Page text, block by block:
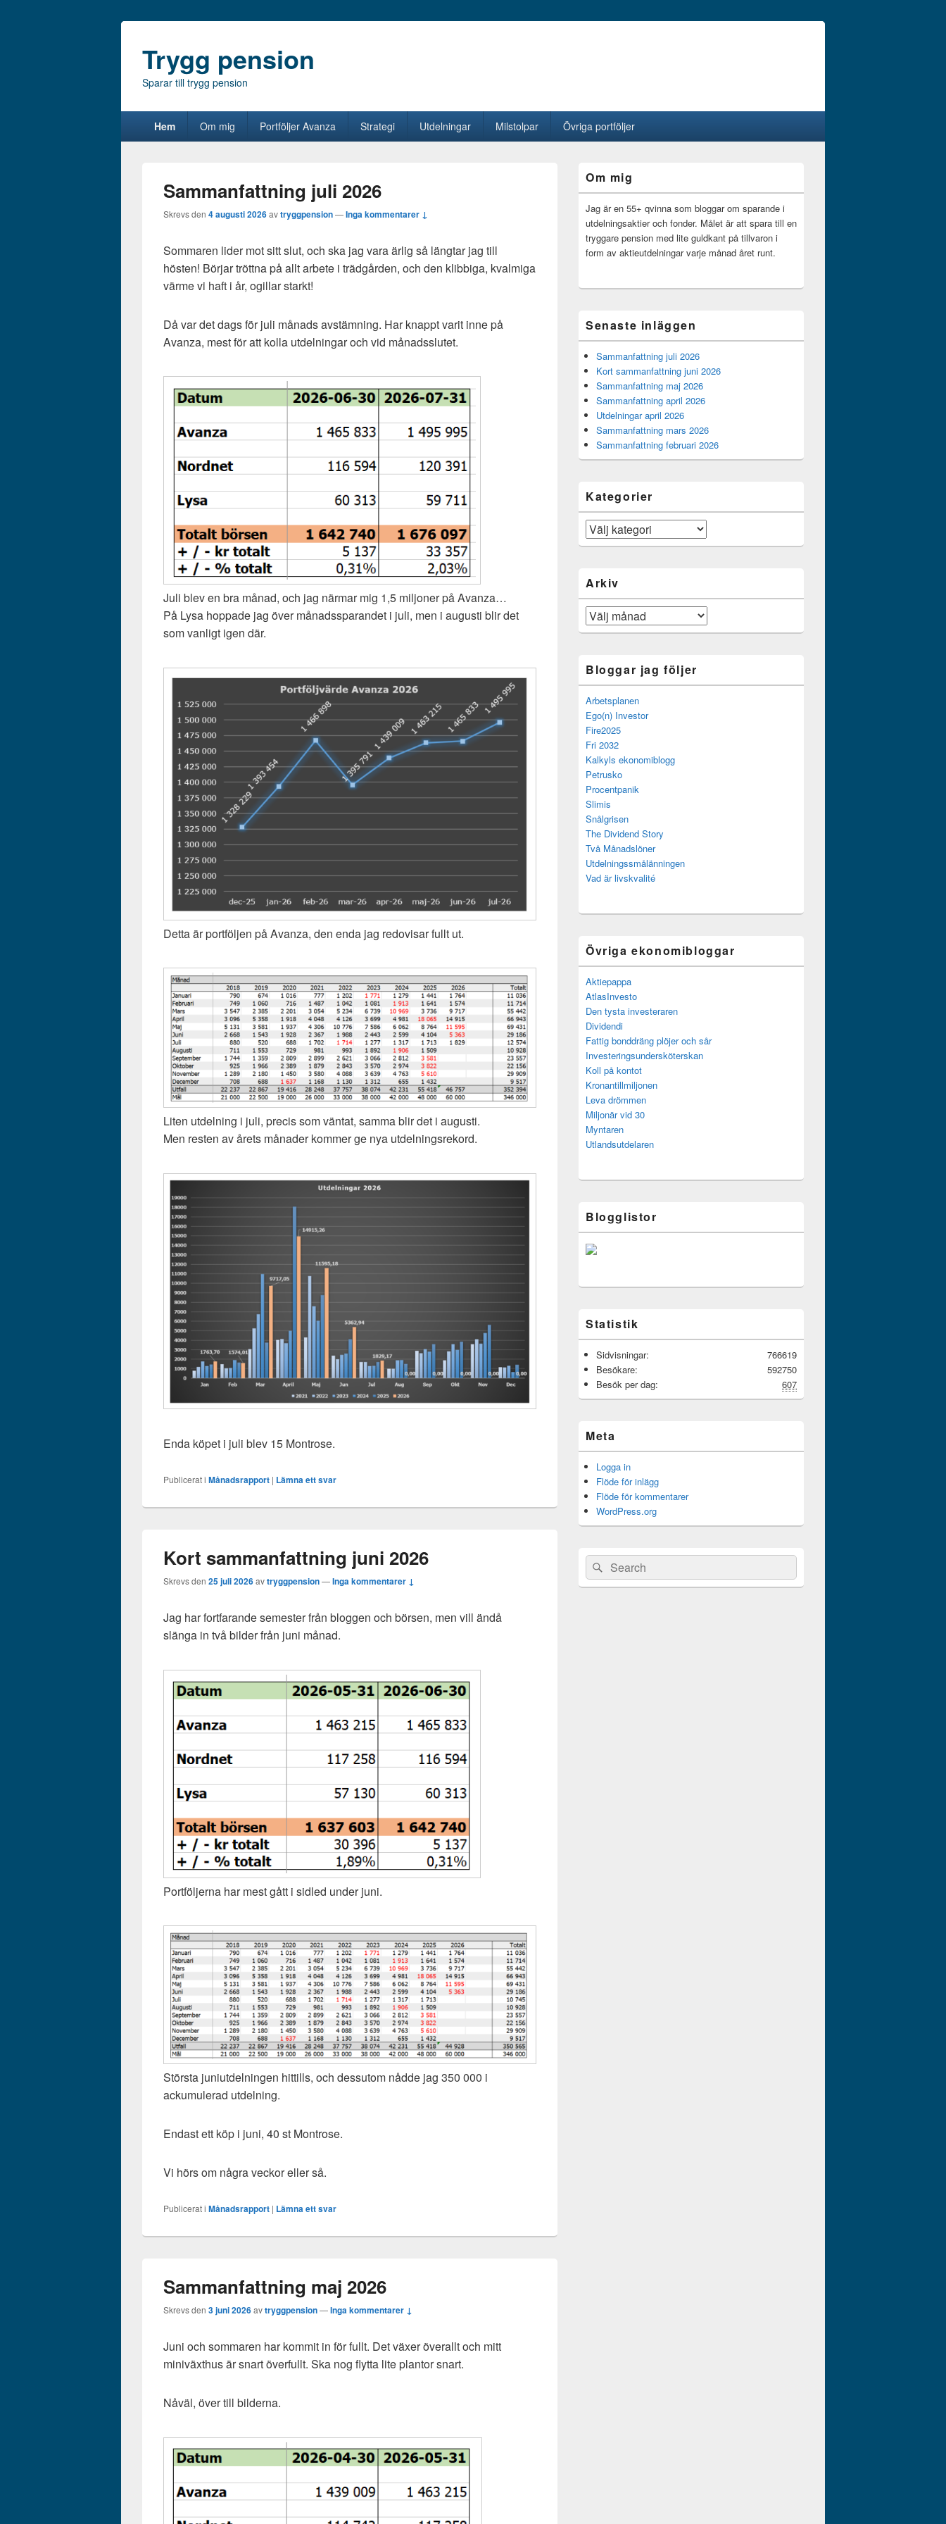
Trygg pension
Sparar till trygg pension
Hem Om mig Portföljer Avanza Strategi Utdelningar Milstolpar Övriga portföljer
Sammanfattning juli 2026
Skrevs den 4 augusti 2026avtryggpension—Inga kommentarer ↓
Sommaren lider mot sitt slut, och ska jag vara ärlig så längtar jag till
hösten! Börjar tröttna på allt arbete i trädgården, och den klibbiga, kvalmiga
värme vi haft i år, ogillar starkt!
Då var det dags för juli månads avstämning. Har knappt varit inne på
Avanza, mest för att kolla utdelningar och vid månadsslutet.
Juli blev en bra månad, och jag närmar mig 1,5 miljoner på Avanza…
På Lysa hoppade jag över månadssparandet i juli, men i augusti blir det
som vanligt igen där.
Detta är portföljen på Avanza, den enda jag redovisar fullt ut.
Liten utdelning i juli, precis som väntat, samma blir det i augusti.
Men resten av årets månader kommer ge nya utdelningsrekord.
Enda köpet i juli blev 15 Montrose.
Publicerat i Månadsrapport | Lämna ett svar
Kort sammanfattning juni 2026
Skrevs den 25 juli 2026avtryggpension—Inga kommentarer ↓
Jag har fortfarande semester från bloggen och börsen, men vill ändå
slänga in två bilder från juni månad.
Portföljerna har mest gått i sidled under juni.
Största juniutdelningen hittills, och dessutom nådde jag 350 000 i
ackumulerad utdelning.
Endast ett köp i juni, 40 st Montrose.
Vi hörs om några veckor eller så.
Publicerat i Månadsrapport | Lämna ett svar
Sammanfattning maj 2026
Skrevs den 3 juni 2026avtryggpension—Inga kommentarer ↓
Juni och sommaren har kommit in för fullt. Det växer överallt och mitt
miniväxthus är snart överfullt. Ska nog flytta lite plantor snart.
Nåväl, över till bilderna.
sidofältet
Widget
område
Om mig
Jag är en 55+ qvinna som bloggar om sparande i
utdelningsaktier och fonder. Målet är att spara till en
tryggare pension med lite guldkant på tillvaron i
form av aktieutdelningar varje månad året runt.
Senaste inläggen
Sammanfattning juli 2026
Kort sammanfattning juni 2026
Sammanfattning maj 2026
Sammanfattning april 2026
Utdelningar april 2026
Sammanfattning mars 2026
Sammanfattning februari 2026
Kategorier
Kategorier
Arkiv
Arkiv
Bloggar jag följer
Arbetsplanen
Ego(n) Investor
Fire2025
Fri 2032
Kalkyls ekonomiblogg
Petrusko
Procentpanik
Slimis
Snålgrisen
The Dividend Story
Två Månadslöner
Utdelningssmålänningen
Vad är livskvalité
Övriga ekonomibloggar
Aktiepappa
AtlasInvesto
Den tysta investeraren
Dividendi
Fattig bonddräng plöjer och sår
Investeringsundersköterskan
Koll på kontot
Kronantillmiljonen
Leva drömmen
Miljonär vid 30
Myntaren
Utlandsutdelaren
Blogglistor
Statistik
766619
Sidvisningar:
592750
Besökare:
607
Besök per dag:
Meta
Logga in
Flöde för inlägg
Flöde för kommentarer
WordPress.org
Sök
efter:
Sök